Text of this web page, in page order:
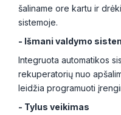
šaliname ore kartu ir
sistemoje.
- Išmani valdymo
Integruota automatikos
rekuperatorių nuo
leidžia programuoti
- Tylus veikimas